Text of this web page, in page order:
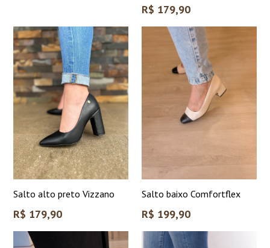
Preço
R$ 179,90
Salto alto preto Vizzano
Preço
R$ 179,90
Salto baixo Comfortflex
Preço
R$ 199,90